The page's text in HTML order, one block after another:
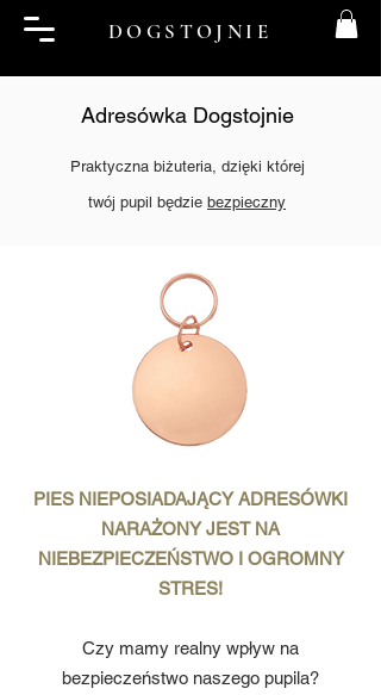
DOGSTOJNIE
Adresówka Dogstojnie
Praktyczna biżuteria, dzięki której
twój pupil będzie bezpieczny
PIES NIEPOSIADAJĄCY ADRESÓWKI
NARAŻONY JEST NA
NIEBEZPIECZEŃSTWO I OGROMNY
STRES!
Czy mamy realny wpływ na
bezpieczeństwo naszego pupila?